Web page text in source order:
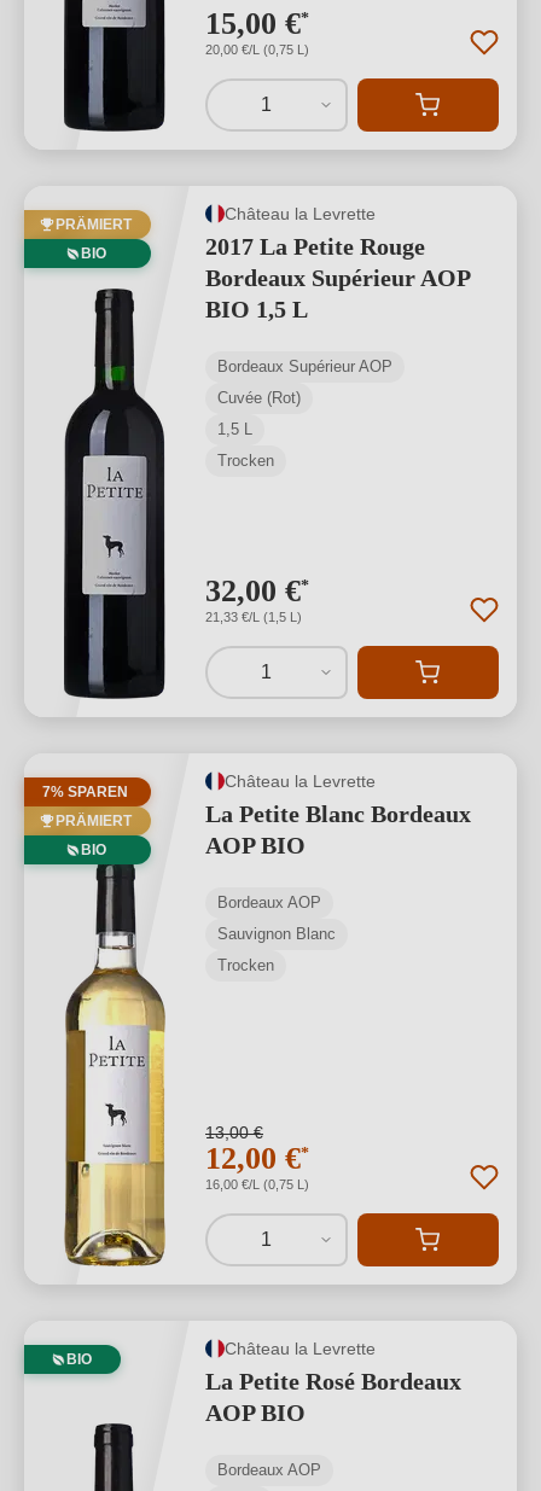
15,00 €*
20,00 €/L (0,75 L)
1
PRÄMIERT
BIO
Château la Levrette
2017 La Petite Rouge
Bordeaux Supérieur AOP
BIO 1,5 L
Bordeaux Supérieur AOP
Cuvée (Rot)
1,5 L
Trocken
32,00 €*
21,33 €/L (1,5 L)
1
7% SPAREN
PRÄMIERT
BIO
Château la Levrette
La Petite Blanc Bordeaux
AOP BIO
Bordeaux AOP
Sauvignon Blanc
Trocken
13,00 €
12,00 €*
16,00 €/L (0,75 L)
1
BIO
Château la Levrette
La Petite Rosé Bordeaux
AOP BIO
Bordeaux AOP